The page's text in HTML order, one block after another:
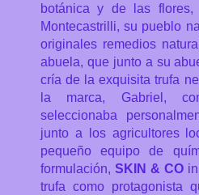
botánica y de las
Montecastrilli, su pueblo
originales remedios
abuela, que junto a su
cría de la exquisita trufa
la marca, Gabriel,
seleccionaba
junto a los agricultores
pequeño equipo de
formulación, SKIN & CO
trufa como protagonista